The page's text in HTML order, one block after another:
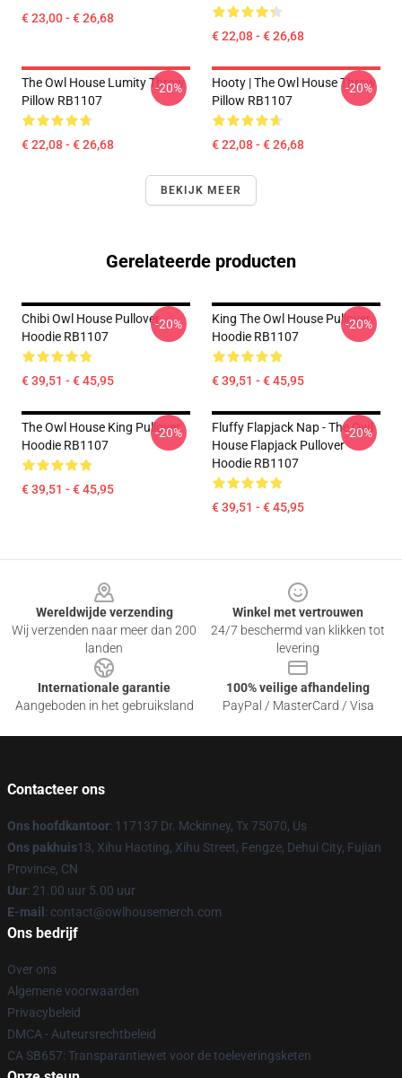
€ 23,00 - € 26,68
€ 22,08 - € 26,68
The Owl House Lumity Throw
Pillow RB1107
€ 22,08 - € 26,68
-20%
Hooty | The Owl House Throw
Pillow RB1107
€ 22,08 - € 26,68
-20%
BEKIJK MEER
Gerelateerde producten
Chibi Owl House Pullover
Hoodie RB1107
€ 39,51 - € 45,95
-20%
King The Owl House Pullover
Hoodie RB1107
€ 39,51 - € 45,95
-20%
The Owl House King Pullover
Hoodie RB1107
€ 39,51 - € 45,95
-20%
Fluffy Flapjack Nap - The Owl
House Flapjack Pullover
Hoodie RB1107
€ 39,51 - € 45,95
-20%
Wereldwijde verzending
Wij verzenden naar meer dan 200
landen
Winkel met vertrouwen
24/7 beschermd van klikken tot
levering
Internationale garantie
Aangeboden in het gebruiksland
100% veilige afhandeling
PayPal / MasterCard / Visa
Contacteer ons
Ons hoofdkantoor: 117137 Dr. Mckinney, Tx 75070, Us
Ons pakhuis13, Xihu Haoting, Xihu Street, Fengze, Dehui City, Fujian
Province, CN
Uur: 21.00 uur 5.00 uur
E-mail : contact@owlhousemerch.com
Ons bedrijf
Over ons
Algemene voorwaarden
Privacybeleid
DMCA - Auteursrechtbeleid
CA SB657: Transparantiewet voor de toeleveringsketen